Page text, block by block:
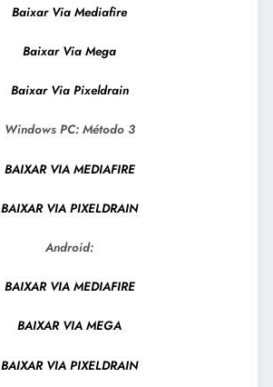
Baixar Via Mediafire
Baixar Via Mega
Baixar Via Pixeldrain
Windows PC: Método 3
BAIXAR VIA MEDIAFIRE
BAIXAR VIA PIXELDRAIN
Android:
BAIXAR VIA MEDIAFIRE
BAIXAR VIA MEGA
BAIXAR VIA PIXELDRAIN